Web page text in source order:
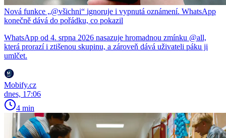
Nová funkce „@všichni“ ignoruje i vypnutá oznámení. WhatsApp
konečně dává do pořádku, co pokazil
WhatsApp od 4. srpna 2026 nasazuje hromadnou zmínku @all,
která prorazí i ztišenou skupinu, a zároveň dává uživateli páku ji
umlčet.
Mobify.cz
dnes, 17:06
4 min